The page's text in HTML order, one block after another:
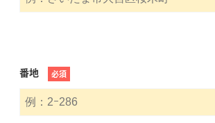
番地 必須